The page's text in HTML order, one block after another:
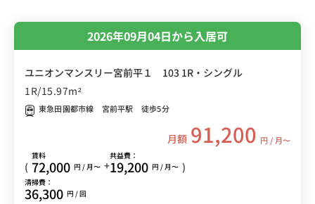
2026年09月04日から入居可
ユニオンマンスリー宮前平１ 103 1R・シングル
1R/15.97m²
東急田園都市線 宮前平駅 徒歩5分
月額 91,200 円 / 月〜
(
賃料
72,000 円 / 月〜 +
共益費：
19,200 円 / 月〜 )
清掃費：
36,300 円 / 回